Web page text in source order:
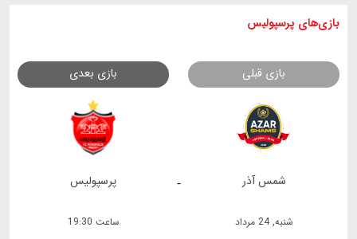
بازی های پرسپولیس
بازی قبلی بازی بعدی
- شمس آذر پرسپولیس
شنبه, 24 مرداد ساعت 19:30